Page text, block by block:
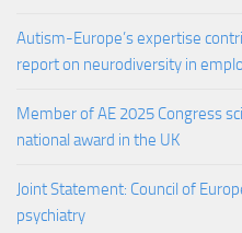
Autism-Europe’s expertise
report on neurodiversity in
Member of AE 2025 Congress
national award in the UK
Joint Statement: Council of
psychiatry